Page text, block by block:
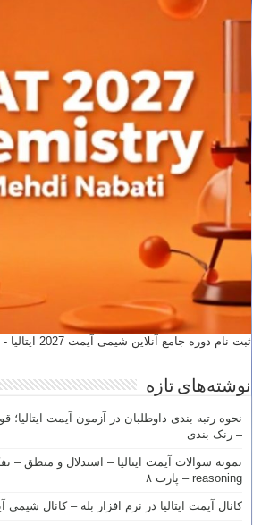
ثبت نام دوره جامع آنلاین شیمی آیمت 2027 ایتالیا - استاد مهدی نباتی
نوشته‌های تازه
– رنک بندی
reasoning – پارت ۸
کانال آیمت ایتالیا در نرم افزار بله – کانال شیمی